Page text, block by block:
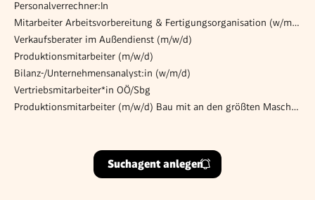
Personalverrechner:In
Mitarbeiter Arbeitsvorbereitung & Fertigungsorganisation (w/m/x)
Verkaufsberater im Außendienst (m/w/d)
Produktionsmitarbeiter (m/w/d)
Bilanz-/Unternehmensanalyst:in (w/m/d)
Vertriebsmitarbeiter*in OÖ/Sbg
Produktionsmitarbeiter (m/w/d) Bau mit an den größten Maschinen!
Suchagent anlegen